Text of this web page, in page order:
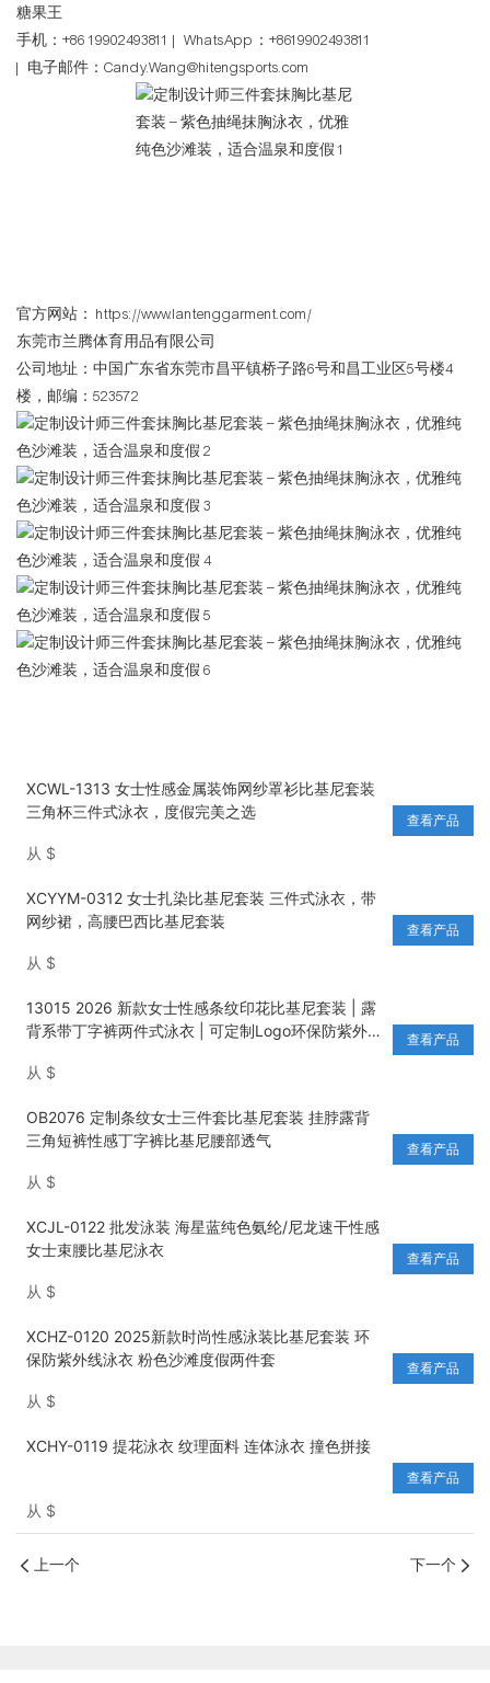
糖果王
手机：+86 19902493811 | WhatsApp：+8619902493811
| 电子邮件：Candy.Wang@hitengsports.com
官方网站： https://www.lantenggarment.com/
东莞市兰腾体育用品有限公司
公司地址：中国广东省东莞市昌平镇桥子路6号和昌工业区5号楼4
楼，邮编：523572
XCWL-1313 女士性感金属装饰网纱罩衫比基尼套装
三角杯三件式泳衣，度假完美之选
从 $
查看产品
XCYYM-0312 女士扎染比基尼套装 三件式泳衣，带
网纱裙，高腰巴西比基尼套装
从 $
查看产品
13015 2026 新款女士性感条纹印花比基尼套装 | 露
背系带丁字裤两件式泳衣 | 可定制Logo环保防紫外线
从 $
查看产品
OB2076 定制条纹女士三件套比基尼套装 挂脖露背
三角短裤性感丁字裤比基尼腰部透气
从 $
查看产品
XCJL-0122 批发泳装 海星蓝纯色氨纶/尼龙速干性感
女士束腰比基尼泳衣
从 $
查看产品
XCHZ-0120 2025新款时尚性感泳装比基尼套装 环
保防紫外线泳衣 粉色沙滩度假两件套
从 $
查看产品
XCHY-0119 提花泳衣 纹理面料 连体泳衣 撞色拼接
从 $
查看产品
上一个 下一个